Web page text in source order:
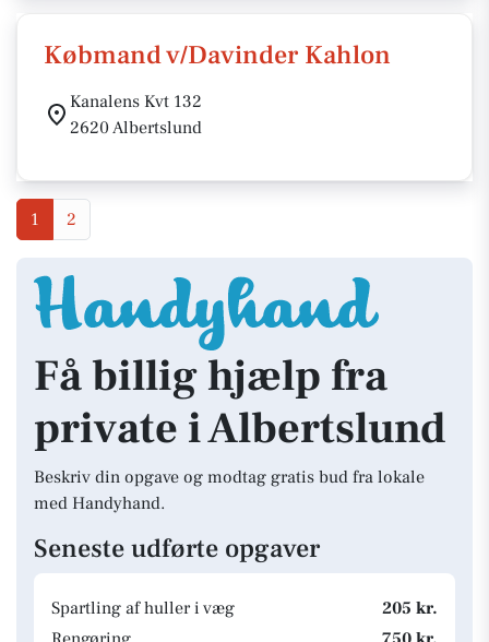
Købmand v/Davinder Kahlon
Kanalens Kvt 132
2620 Albertslund
1 2
Få billig hjælp fra
private i Albertslund
Beskriv din opgave og modtag gratis bud fra lokale
med Handyhand.
Seneste udførte opgaver
Spartling af huller i væg
205 kr.